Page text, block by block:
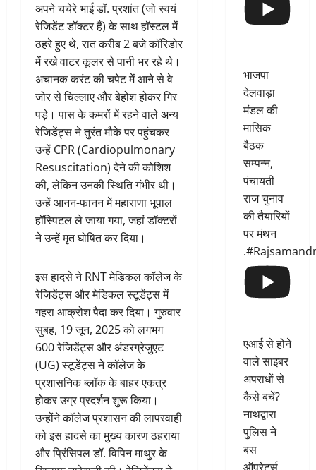
अपने चचेरे भाई डॉ. प्रशांत (जो स्वयं
रेजिडेंट डॉक्टर हैं) के साथ हॉस्टल में
ठहरे हुए थे, रात करीब 2 बजे कॉरिडोर
में रखे वाटर कूलर से पानी भर रहे थे।
अचानक करंट की चपेट में आने से वे
जोर से चिल्लाए और बेहोश होकर गिर
पड़े। पास के कमरों में रहने वाले अन्य
रेजिडेंट्स ने तुरंत मौके पर पहुंचकर
उन्हें CPR (Cardiopulmonary
Resuscitation) देने की कोशिश
की, लेकिन उनकी स्थिति गंभीर थी।
उन्हें आनन-फानन में महाराणा भूपाल
हॉस्पिटल ले जाया गया, जहां डॉक्टरों
ने उन्हें मृत घोषित कर दिया।
इस हादसे ने RNT मेडिकल कॉलेज के
रेजिडेंट्स और मेडिकल स्टूडेंट्स में
गहरा आक्रोश पैदा कर दिया। गुरुवार
सुबह, 19 जून, 2025 को लगभग
600 रेजिडेंट्स और अंडरग्रेजुएट
(UG) स्टूडेंट्स ने कॉलेज के
प्रशासनिक ब्लॉक के बाहर एकत्र
होकर उग्र प्रदर्शन शुरू किया।
उन्होंने कॉलेज प्रशासन की लापरवाही
को इस हादसे का मुख्य कारण ठहराया
और प्रिंसिपल डॉ. विपिन माथुर के
भाजपा
देलवाड़ा
मंडल की
मासिक
बैठक
सम्पन्न,
पंचायती
राज चुनाव
की तैयारियों
पर मंथन
एआई से होने
वाले साइबर
अपराधों से
कैसे बचें?
नाथद्वारा
पुलिस ने
बस